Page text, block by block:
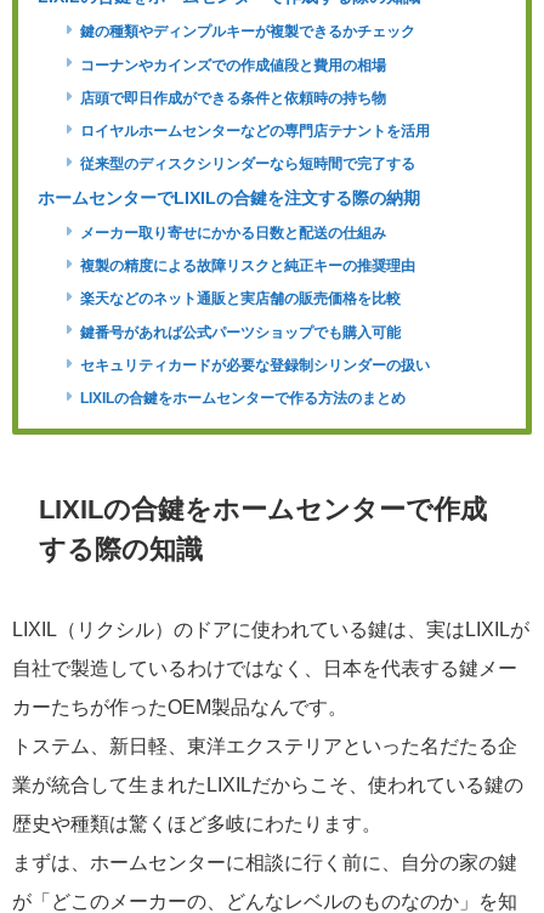
鍵の種類やディンプルキーが複製できるかチェック
コーナンやカインズでの作成値段と費用の相場
店頭で即日作成ができる条件と依頼時の持ち物
ロイヤルホームセンターなどの専門店テナントを活用
従来型のディスクシリンダーなら短時間で完了する
ホームセンターでLIXILの合鍵を注文する際の納期
メーカー取り寄せにかかる日数と配送の仕組み
複製の精度による故障リスクと純正キーの推奨理由
楽天などのネット通販と実店舗の販売価格を比較
鍵番号があれば公式パーツショップでも購入可能
セキュリティカードが必要な登録制シリンダーの扱い
LIXILの合鍵をホームセンターで作る方法のまとめ
LIXILの合鍵をホームセンターで作成
する際の知識
LIXIL（リクシル）のドアに使われている鍵は、実はLIXILが
自社で製造しているわけではなく、日本を代表する鍵メー
カーたちが作ったOEM製品なんです。
トステム、新日軽、東洋エクステリアといった名だたる企
業が統合して生まれたLIXILだからこそ、使われている鍵の
歴史や種類は驚くほど多岐にわたります。
まずは、ホームセンターに相談に行く前に、自分の家の鍵
が「どこのメーカーの、どんなレベルのものなのか」を知